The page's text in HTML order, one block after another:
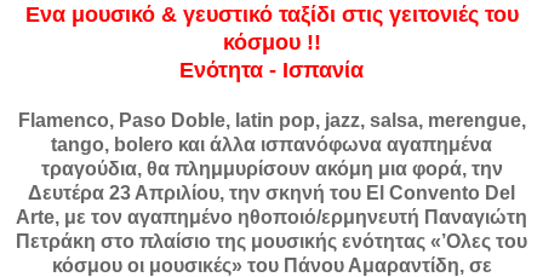
Ενα μουσικό & γευστικό ταξίδι στις γειτονιές του
κόσμου !!
Ενότητα - Ισπανία
Flamenco, Paso Doble, latin pop, jazz, salsa, merengue,
tango, bolero και άλλα ισπανόφωνα αγαπημένα
τραγούδια, θα πλημμυρίσουν ακόμη μια φορά, την
Δευτέρα 23 Απριλίου, την σκηνή του El Convento Del
Arte, με τον αγαπημένο ηθοποιό/ερμηνευτή Παναγιώτη
Πετράκη στο πλαίσιο της μουσικής ενότητας «’Ολες του
κόσμου οι μουσικές» του Πάνου Αμαραντίδη, σε